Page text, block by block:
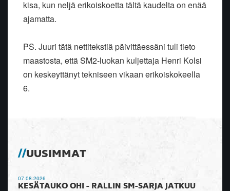
kisa, kun neljä erikoiskoetta tältä kaudelta on enää
ajamatta.
PS. Juuri tätä nettitekstiä päivittäessäni tuli tieto
maastosta, että SM2-luokan kuljettaja Henri Kolsi
on keskeyttänyt tekniseen vikaan erikoiskokeella
6.
UUSIMMAT
07.08.2026
KESÄTAUKO OHI - RALLIN SM-SARJA JATKUU